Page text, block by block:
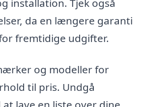
installation. Tjek også
da en længere garanti
fremtidige udgifter.
og modeller for
til pris. Undgå